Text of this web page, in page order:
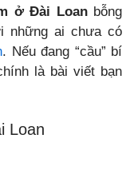
ở Đài Loanbỗng
những ai chưa có
. Nếu đang “cầu” bí
là bài viết bạn
Loan